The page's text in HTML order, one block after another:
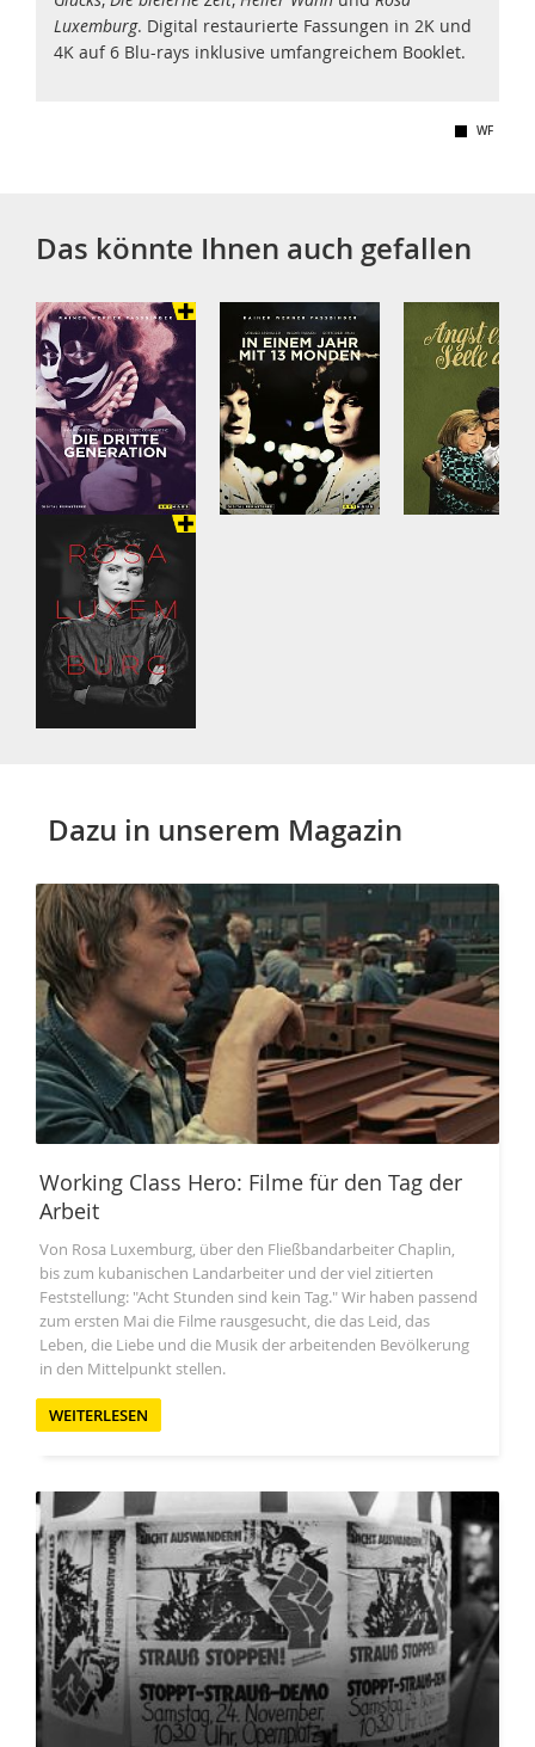
Luxemburg. Digital restaurierte Fassungen in 2K und
4K auf 6 Blu-rays inklusive umfangreichem Booklet.
WF
Das könnte Ihnen auch gefallen
Dazu in unserem Magazin
Working Class Hero: Filme für den Tag der
Arbeit
Von Rosa Luxemburg, über den Fließbandarbeiter Chaplin,
bis zum kubanischen Landarbeiter und der viel zitierten
Feststellung: "Acht Stunden sind kein Tag." Wir haben passend
zum ersten Mai die Filme rausgesucht, die das Leid, das
Leben, die Liebe und die Musik der arbeitenden Bevölkerung
in den Mittelpunkt stellen.
WEITERLESEN